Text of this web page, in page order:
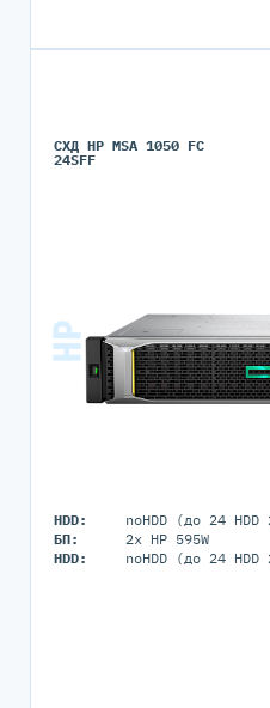
СХД HP MSA 1050 FC
24SFF
HDD:
noHDD (до 24
БП:
2x HP 595W
HDD:
noHDD (до 24